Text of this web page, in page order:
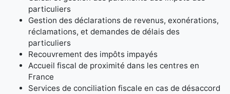
particuliers
Gestion des déclarations de revenus, exonérations,
réclamations, et demandes de délais des
particuliers
Recouvrement des impôts impayés
Accueil fiscal de proximité dans les centres en
France
Services de conciliation fiscale en cas de désaccord